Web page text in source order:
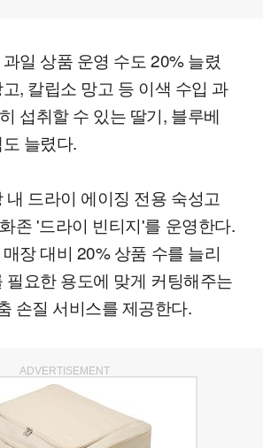
일 상품 운영 수도 20% 늘렸
, 칼립소 망고 등 이색 수입 과
섭취할 수 있는 딸기, 블루베
늘렸다.
내 드라이 에이징 전용 숙성고
존 '드라이 빈티지'를 운영한다.
장 대비 20% 상품 수를 늘리
필요한 용도에 맞게 커팅해주는
손질 서비스를 제공한다.
ADVERTISEMENT